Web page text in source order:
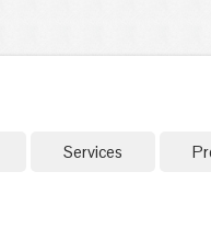
Services